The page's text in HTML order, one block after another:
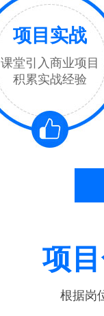
项目实战
课堂引入商业项目
积累实战经验
项
根据岗